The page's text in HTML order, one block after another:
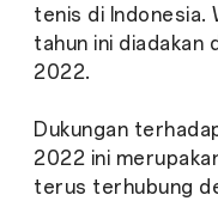
tenis di Indonesia.
tahun ini diadakan
2022.
Dukungan
2022 ini
terus terhubung